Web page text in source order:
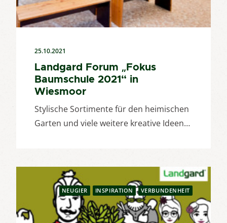
25.10.2021
Landgard Forum „Fokus
Baumschule 2021“ in
Wiesmoor
Stylische Sortimente für den heimischen
Garten und viele weitere kreative Ideen…
NEUGIER INSPIRATION VERBUNDENHEIT